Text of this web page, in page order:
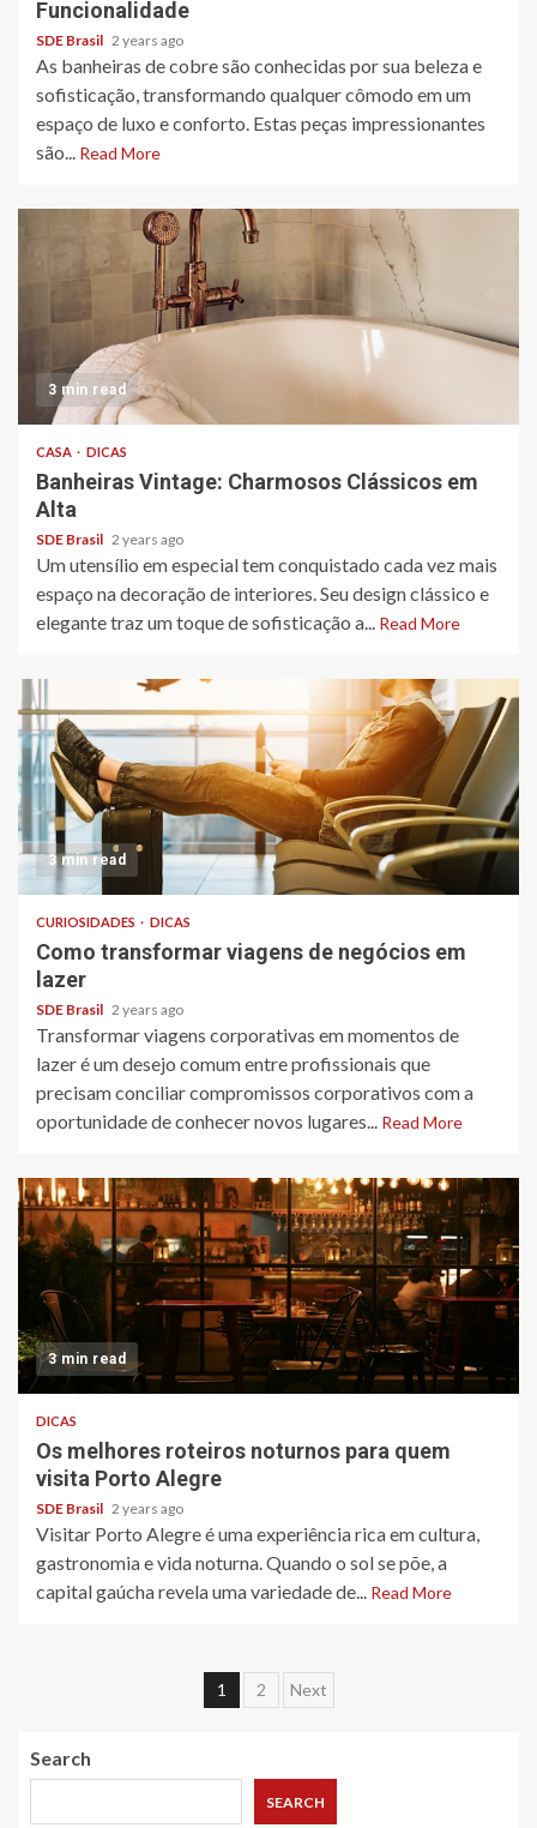
Funcionalidade
SDE Brasil 2 years ago
As banheiras de cobre são conhecidas por sua beleza e
sofisticação, transformando qualquer cômodo em um
espaço de luxo e conforto. Estas peças impressionantes
são... Read More
3 min read
CASA DICAS
Banheiras Vintage: Charmosos Clássicos em
Alta
SDE Brasil 2 years ago
Um utensílio em especial tem conquistado cada vez mais
espaço na decoração de interiores. Seu design clássico e
elegante traz um toque de sofisticação a... Read More
3 min read
CURIOSIDADES DICAS
Como transformar viagens de negócios em
lazer
SDE Brasil 2 years ago
Transformar viagens corporativas em momentos de
lazer é um desejo comum entre profissionais que
precisam conciliar compromissos corporativos com a
oportunidade de conhecer novos lugares... Read More
3 min read
DICAS
Os melhores roteiros noturnos para quem
visita Porto Alegre
SDE Brasil 2 years ago
Visitar Porto Alegre é uma experiência rica em cultura,
gastronomia e vida noturna. Quando o sol se põe, a
capital gaúcha revela uma variedade de... Read More
Posts
1 2 Next
Search
SEARCH